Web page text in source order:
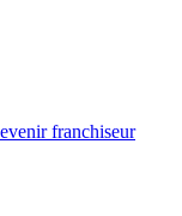
franchiseur